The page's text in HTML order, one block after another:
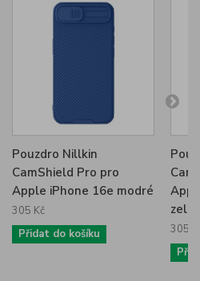
Pouzdro Nillkin
CamShield Pro pro
Apple iPhone 16e modré
305 Kč
Přidat do košíku
305